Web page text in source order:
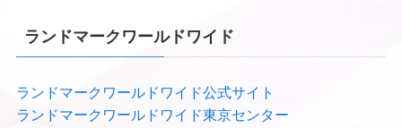
ランドマークワールドワイド
ランドマークワールドワイド公式サイト
ランドマークワールドワイド東京センター